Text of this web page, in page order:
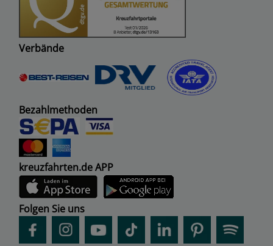
Verbände
Bezahlmethoden
kreuzfahrten.de APP
Folgen Sie uns